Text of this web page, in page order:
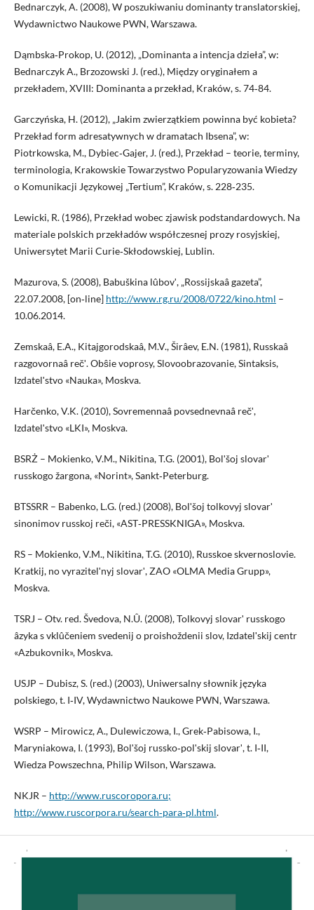
Bednarczyk, A. (2008), W poszukiwaniu dominanty translatorskiej,
Wydawnictwo Naukowe PWN, Warszawa.
Dąmbska‑Prokop, U. (2012), „Dominanta a intencja dzieła”, w:
Bednarczyk A., Brzozowski J. (red.), Między oryginałem a
przekładem, XVIII: Dominanta a przekład, Kraków, s. 74‑84.
Garczyńska, H. (2012), „Jakim zwierzątkiem powinna być kobieta?
Przekład form adresatywnych w dramatach Ibsena”, w:
Piotrkowska, M., Dybiec‑Gajer, J. (red.), Przekład – teorie, terminy,
terminologia, Krakowskie Towarzystwo Popularyzowania Wiedzy
o Komunikacji Językowej „Tertium”, Kraków, s. 228‑235.
Lewicki, R. (1986), Przekład wobec zjawisk podstandardowych. Na
materiale polskich przekładów współczesnej prozy rosyjskiej,
Uniwersytet Marii Curie‑Skłodowskiej, Lublin.
Mazurova, S. (2008), Babuškina lûbovʹ, „Rossijskaâ gazeta”,
22.07.2008, [on‑line] http://www.rg.ru/2008/0722/kino.html –
10.06.2014.
Zemskaâ, E.A., Kitajgorodskaâ, M.V., Širâev, E.N. (1981), Russkaâ
razgovornaâ rečʹ. Obŝie voprosy, Slovoobrazovanie, Sintaksis,
Izdatelʹstvo «Nauka», Moskva.
Harčenko, V.K. (2010), Sovremennaâ povsednevnaâ rečʹ,
Izdatelʹstvo «LKI», Moskva.
BSRŻ – Mokienko, V.M., Nikitina, T.G. (2001), Bolʹšoj slovarʹ
russkogo žargona, «Norint», Sankt‑Peterburg.
BTSSRR – Babenko, L.G. (red.) (2008), Bolʹšoj tolkovyj slovarʹ
sinonimov russkoj reči, «AST‑PRESSKNIGA», Moskva.
RS – Mokienko, V.M., Nikitina, T.G. (2010), Russkoe skvernoslovie.
Kratkij, no vyrazitelʹnyj slovarʹ, ZAO «OLMA Media Grupp»,
Moskva.
TSRJ – Otv. red. Švedova, N.Û. (2008), Tolkovyj slovarʹ russkogo
âzyka s vklûčeniem svedenij o proishoždenii slov, Izdatelʹskij centr
«Azbukovnik», Moskva.
USJP – Dubisz, S. (red.) (2003), Uniwersalny słownik języka
polskiego, t. I‑IV, Wydawnictwo Naukowe PWN, Warszawa.
WSRP – Mirowicz, A., Dulewiczowa, I., Grek‑Pabisowa, I.,
Maryniakowa, I. (1993), Bolʹšoj russko‑polʹskij slovarʹ, t. I‑II,
Wiedza Powszechna, Philip Wilson, Warszawa.
NKJR – http://www.ruscoropora.ru;
http://www.ruscorpora.ru/search‑para‑pl.html.